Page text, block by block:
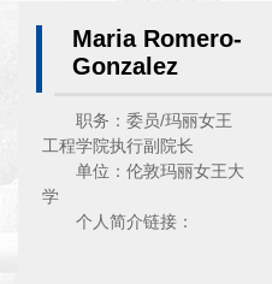
Maria Romero-
Gonzalez
职务：委员/玛丽女王
工程学院执行副院长
单位：伦敦玛丽女王大
学
个人简介链接：